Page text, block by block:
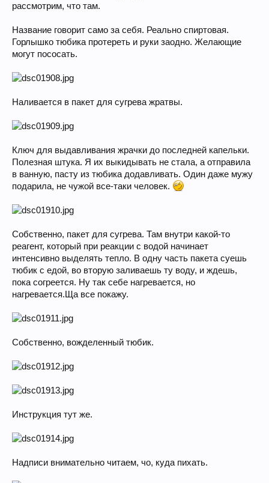
рассмотрим, что там.
Название говорит само за себя. Реально спиртовая.
Горлышко тюбика протереть и руки заодно. Желающие
могут пососать.
Наливается в пакет для сугрева жратвы.
Ключ для выдавливания жрачки до последней капельки.
Полезная штука. Я их выкидывать не стала, а отправила
в ванную, пасту из тюбика додавливать. Один даже мужу
подарила, не чужой все-таки человек.
Собственно, пакет для сугрева. Там внутри какой-то
реагент, который при реакции с водой начинает
интенсивно выделять тепло. В одну часть пакета суешь
тюбик с едой, во вторую заливаешь ту воду, и ждешь,
пока согреется. Ну так себе нагревается, но
нагревается.Ща все покажу.
Собственно, вожделенный тюбик.
Инструкция тут же.
Надписи внимательно читаем, чо, куда пихать.